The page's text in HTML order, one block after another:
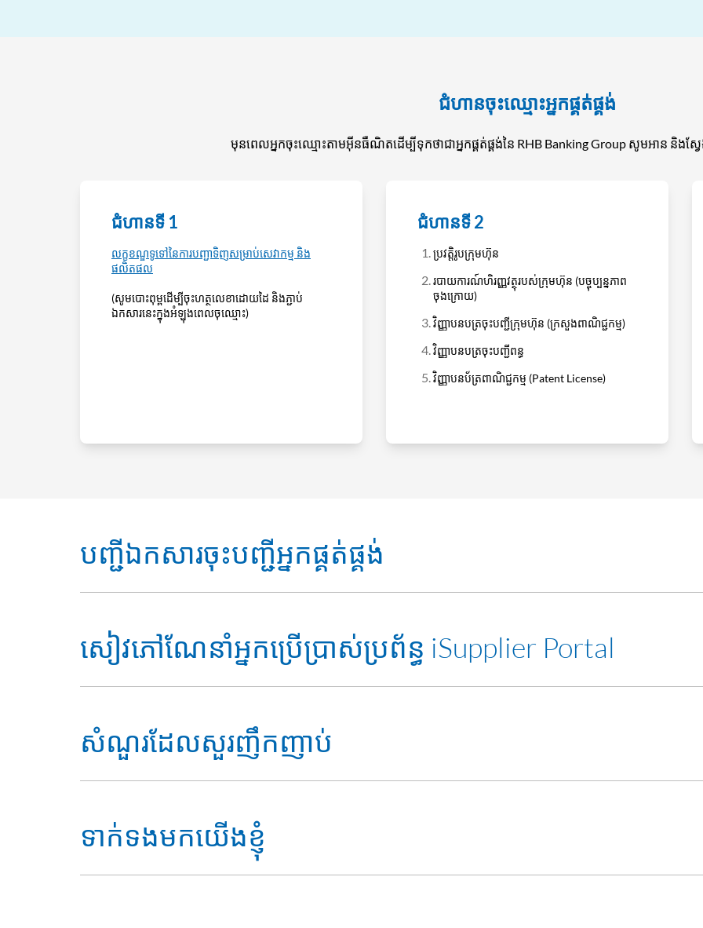
ជំហានចុះឈ្មោះអ្នកផ្គត់ផ្គង់
មុនពេលអ្នកចុះឈ្មោះតាមអ៊ីនធឺណិតដើម្បីទុកថាជាអ្នកផ្គត់ផ្គង់នៃ RHB Banking Group សូមអាន និង
ជំហានទី 1
លក្ខខណ្ឌទូទៅនៃការបញ្ជាទិញសម្រាប់សេវាកម្ម និង
ផលិតផល
(សូមបោះពុម្ពដើម្បីចុះហត្ថលេខាដោយដៃ និងភ្ជាប់
ឯកសារនេះក្នុងអំឡុងពេលចុឈ្មោះ)
ជំហានទី 2
ប្រវត្តិរូបក្រុមហ៊ុន
របាយការណ៍ហិរញ្ញវត្ថុរបស់ក្រុមហ៊ុន (បច្ចុប្បន្នភាព
ចុងក្រោយ)
វិញ្ញាបនបត្រចុះបញ្ជីក្រុមហ៊ុន (ក្រសួងពាណិជ្ជកម្ម)
វិញ្ញាបនបត្រចុះបញ្ជីពន្ធ
វិញ្ញាបនប័ត្រពាណិជ្ជកម្ម (Patent License)
បញ្ជីឯកសារចុះបញ្ជីអ្នកផ្គត់ផ្គង់
ប្រវត្តិរូបក្រុមហ៊ុន
វិញ្ញាបនប័ត្រពាណិជ្ជកម្ម (Patent License)
សៀវភៅណែនាំអ្នកប្រើប្រាស់ប្រព័ន្ធ iSupplier Portal
សៀវភៅណែនាំអ្នកប្រើប្រាស់ប្រព័ន្ធ iSupplier Portal សម្រាប់អ្នកផ្គត់ផ្គង់
សំណួរដែលសួរញឹកញាប់
ទាក់ទងមកយើងខ្ញុំ